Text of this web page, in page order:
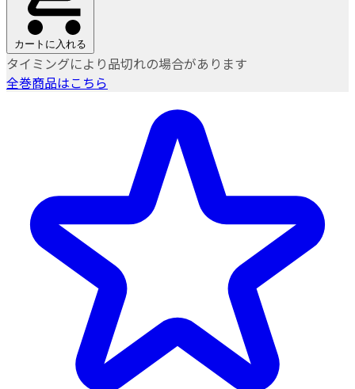
カートに入れる
タイミングにより品切れの場合があります
全巻商品はこちら